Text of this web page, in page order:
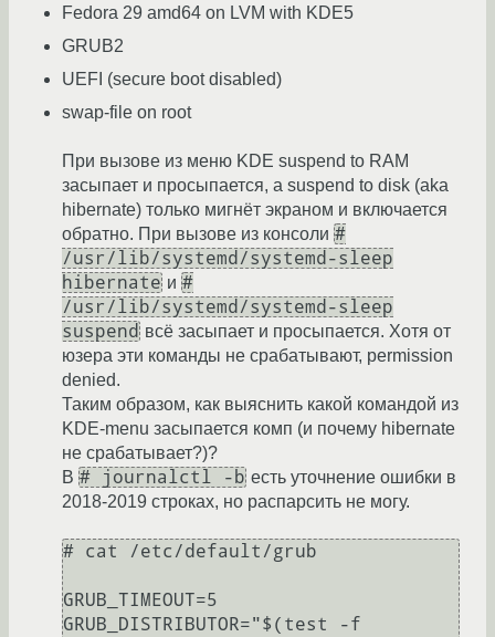
Fedora 29 amd64 on LVM with KDE5
GRUB2
UEFI (secure boot disabled)
swap-file on root
При вызове из меню KDE suspend to RAM
засыпает и просыпается, а suspend to disk (aka
hibernate) только мигнёт экраном и включается
обратно. При вызове из консоли #
/usr/lib/systemd/systemd-sleep
hibernate и #
/usr/lib/systemd/systemd-sleep
suspend всё засыпает и просыпается. Хотя от
юзера эти команды не срабатывают, permission
denied.
Таким образом, как выяснить какой командой из
KDE-menu засыпается комп (и почему hibernate
не срабатывает?)?
В # journalctl -b есть уточнение ошибки в
2018-2019 строках, но распарсить не могу.
# cat /etc/default/grub
GRUB_TIMEOUT=5
GRUB_DISTRIBUTOR="$(test -f